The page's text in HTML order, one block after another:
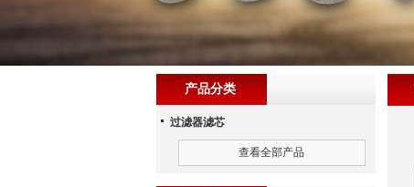
产品分类
过滤器滤芯
查看全部产品